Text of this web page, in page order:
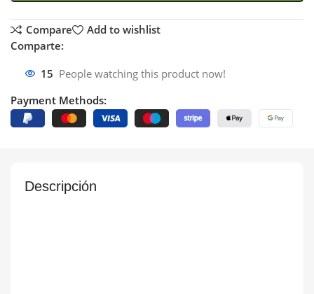
Compare
Add to wishlist
Comparte:
15 People watching this product now!
Payment Methods:
Descripción